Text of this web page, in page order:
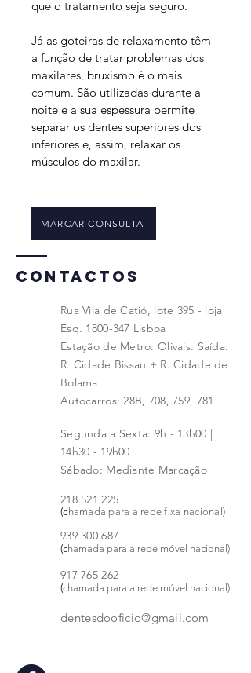
que o tratamento seja seguro.
Já as goteiras de relaxamento têm
a função de tratar problemas dos
maxilares, bruxismo é o mais
comum. São utilizadas durante a
noite e a sua espessura permite
separar os dentes superiores dos
inferiores e, assim, relaxar os
músculos do maxilar.
MARCAR CONSULTA
CONTACTOS
Rua Vila de Catió, lote 395 - loja
Esq. 1800-347 Lisboa
Estação de Metro: Olivais. Saída:
R. Cidade Bissau + R. Cidade de
Bolama
Autocarros: 28B, 708, 759, 781
Segunda a Sexta: 9h - 13h00 |
14h30 - 19h00
Sábado: Mediante Marcação
218 521 225
(chamada para a rede fixa nacional)
939300 687
(chamada para a rede móvel nacional)
917 765 262
(chamada para a rede móvel nacional)
dentesdooficio@gmail.com